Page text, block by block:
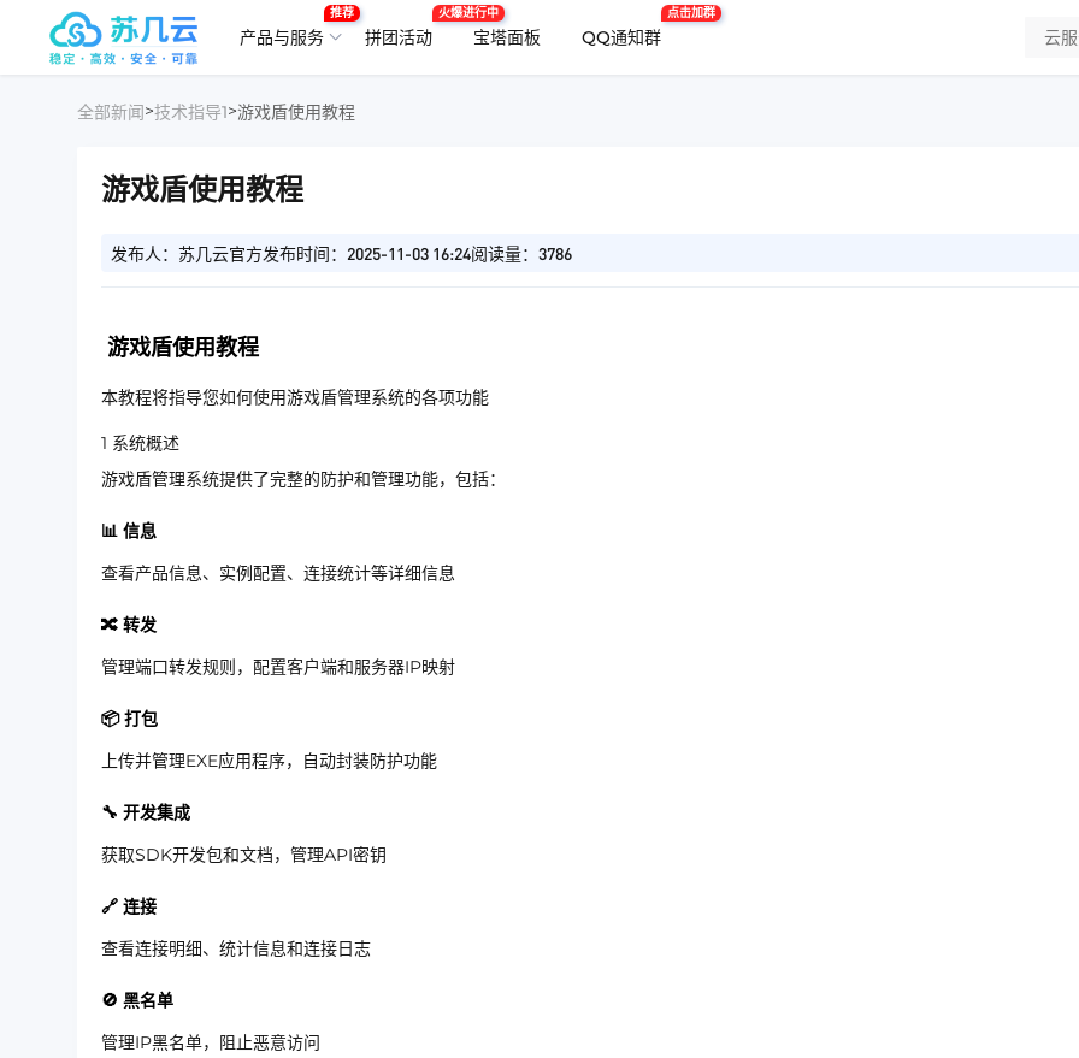
产品与服务
推荐
拼团活动
火爆进行中
宝塔面板 QQ通知群
点击加群
全部新闻>技术指导1>游戏盾使用教程
游戏盾使用教程
发布人：苏几云官方发布时间：2025-11-03 16:24阅读量：3786
游戏盾使用教程
本教程将指导您如何使用游戏盾管理系统的各项功能
1 系统概述
游戏盾管理系统提供了完整的防护和管理功能，包括：
📊 信息
查看产品信息、实例配置、连接统计等详细信息
🔀 转发
管理端口转发规则，配置客户端和服务器IP映射
📦 打包
上传并管理EXE应用程序，自动封装防护功能
🔧 开发集成
获取SDK开发包和文档，管理API密钥
🔗 连接
查看连接明细、统计信息和连接日志
🚫 黑名单
管理IP黑名单，阻止恶意访问